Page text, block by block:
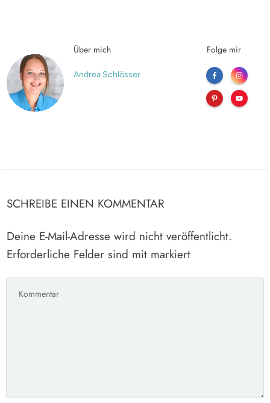
Über mich
Andrea Schlösser
Folge mir
SCHREIBE EINEN KOMMENTAR
Deine E-Mail-Adresse wird nicht veröffentlicht.
Erforderliche Felder sind mit markiert